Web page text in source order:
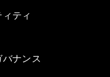
ティ
ナンス